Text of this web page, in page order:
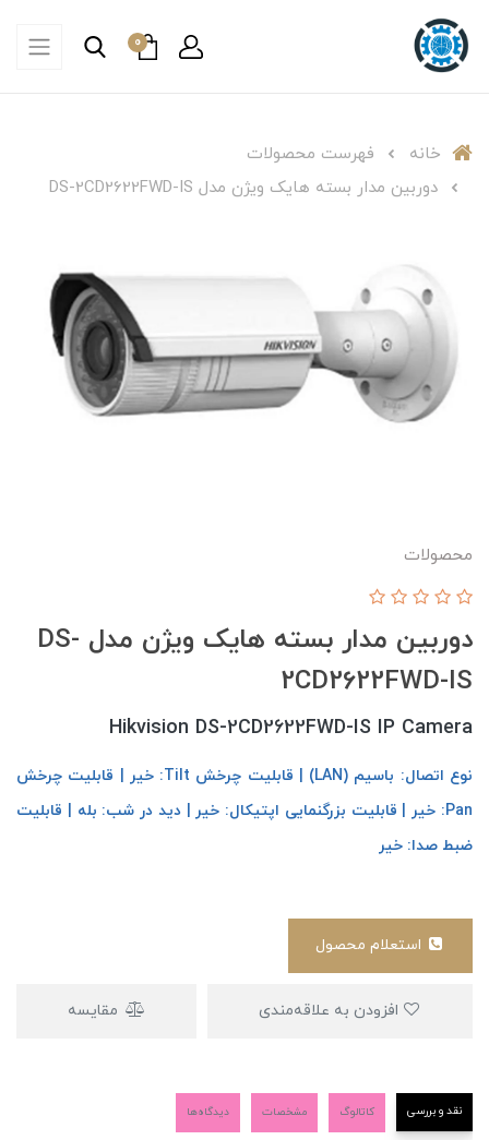
0
خانه
فهرست محصولات
دوربین مدار بسته هایک ویژن مدل DS-2CD2622FWD-IS
محصولات
دوربین مدار بسته هایک ویژن مدل DS-
2CD2622FWD-IS
Hikvision DS-2CD2622FWD-IS IP Camera
نوع اتصال: باسیم (LAN) | قابلیت چرخش Tilt: خیر | قابلیت چرخش
Pan: خیر | قابلیت بزرگنمایی اپتیکال: خیر | دید در شب: بله | قابلیت
ضبط صدا: خیر
مقایسه
نقد و بررسی کاتالوگ مشخصات دیدگاه‌ها